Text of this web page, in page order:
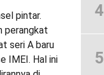
pintar.
perangkat
seri A baru
IMEI. Hal ini
4
5